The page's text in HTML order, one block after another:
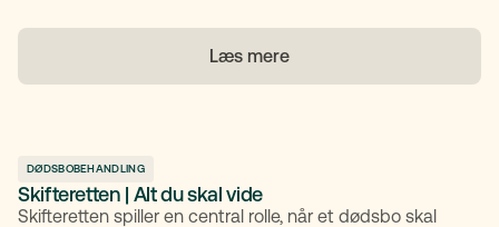
relevant for ægtepar med en relativt lille formue.
Læs mere
DØDSBOBEHANDLING
Skifteretten | Alt du skal vide
Skifteretten spiller en central rolle, når et dødsbo skal